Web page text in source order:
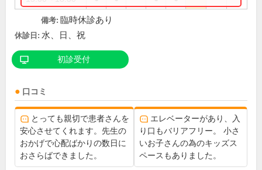
備考: 臨時休診あり
休診日: 水、日、祝
初診受付
口コミ
とっても親切で患者さんを
安心させてくれます。先生の
おかげで心配ばかりの数日に
おさらばできました。
エレベーターがあり、入
り口もバリアフリー。 小さ
いお子さんの為のキッズス
ペースもありました。